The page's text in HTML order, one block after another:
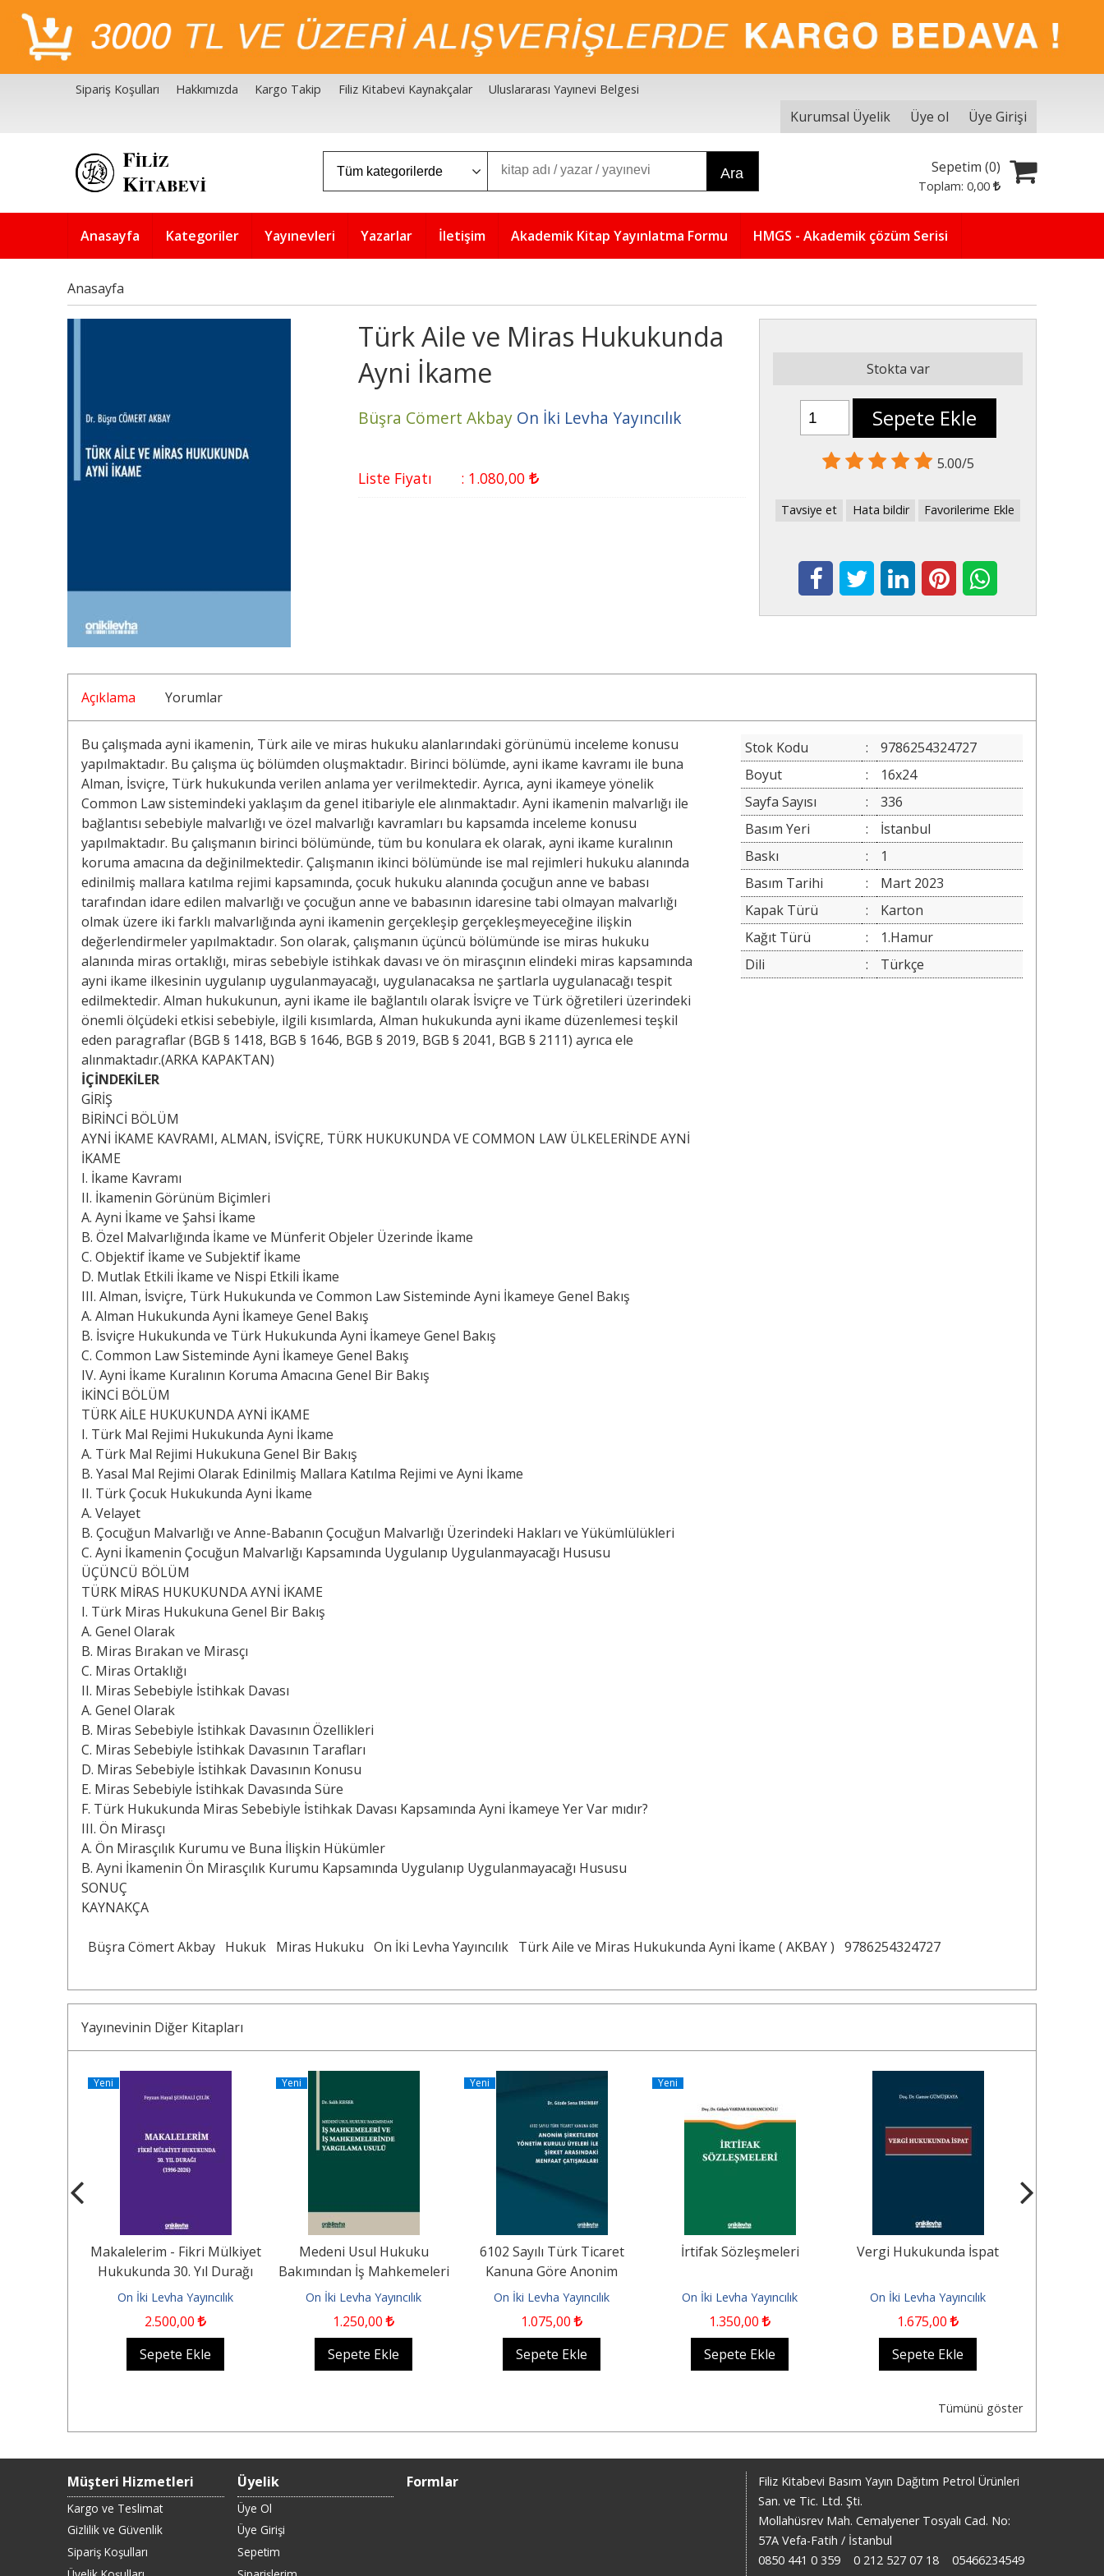
Sipariş Koşulları Hakkımızda Kargo Takip Filiz Kitabevi Kaynakçalar Uluslararası Yayınevi Belgesi
Kurumsal Üyelik Üye ol Üye Girişi
Ara Sepetim (0)
Toplam:0,00
Anasayfa Kategoriler Yayınevleri Yazarlar İletişim Akademik Kitap Yayınlatma Formu HMGS - Akademik çözüm Serisi
Anasayfa
Türk Aile ve Miras Hukukunda
Ayni İkame
Büşra Cömert Akbay On İki Levha Yayıncılık
Liste Fiyatı : 1.080,00
Stokta var
Sepete Ekle
5.00/5
Tavsiye et Hata bildir Favorilerime Ekle
Açıklama Yorumlar
Bu çalışmada ayni ikamenin, Türk aile ve miras hukuku alanlarındaki görünümü inceleme konusu
yapılmaktadır. Bu çalışma üç bölümden oluşmaktadır. Birinci bölümde, ayni ikame kavramı ile buna
Alman, İsviçre, Türk hukukunda verilen anlama yer verilmektedir. Ayrıca, ayni ikameye yönelik
Common Law sistemindeki yaklaşım da genel itibariyle ele alınmaktadır. Ayni ikamenin malvarlığı ile
bağlantısı sebebiyle malvarlığı ve özel malvarlığı kavramları bu kapsamda inceleme konusu
yapılmaktadır. Bu çalışmanın birinci bölümünde, tüm bu konulara ek olarak, ayni ikame kuralının
koruma amacına da değinilmektedir. Çalışmanın ikinci bölümünde ise mal rejimleri hukuku alanında
edinilmiş mallara katılma rejimi kapsamında, çocuk hukuku alanında çocuğun anne ve babası
tarafından idare edilen malvarlığı ve çocuğun anne ve babasının idaresine tabi olmayan malvarlığı
olmak üzere iki farklı malvarlığında ayni ikamenin gerçekleşip gerçekleşmeyeceğine ilişkin
değerlendirmeler yapılmaktadır. Son olarak, çalışmanın üçüncü bölümünde ise miras hukuku
alanında miras ortaklığı, miras sebebiyle istihkak davası ve ön mirasçının elindeki miras kapsamında
ayni ikame ilkesinin uygulanıp uygulanmayacağı, uygulanacaksa ne şartlarla uygulanacağı tespit
edilmektedir. Alman hukukunun, ayni ikame ile bağlantılı olarak İsviçre ve Türk öğretileri üzerindeki
önemli ölçüdeki etkisi sebebiyle, ilgili kısımlarda, Alman hukukunda ayni ikame düzenlemesi teşkil
eden paragraflar (BGB § 1418, BGB § 1646, BGB § 2019, BGB § 2041, BGB § 2111) ayrıca ele
alınmaktadır.(ARKA KAPAKTAN)
İÇİNDEKİLER
GİRİŞ
BİRİNCİ BÖLÜM
AYNİ İKAME KAVRAMI, ALMAN, İSVİÇRE, TÜRK HUKUKUNDA VE COMMON LAW ÜLKELERİNDE AYNİ
İKAME
I. İkame Kavramı
II. İkamenin Görünüm Biçimleri
A. Ayni İkame ve Şahsi İkame
B. Özel Malvarlığında İkame ve Münferit Objeler Üzerinde İkame
C. Objektif İkame ve Subjektif İkame
D. Mutlak Etkili İkame ve Nispi Etkili İkame
III. Alman, İsviçre, Türk Hukukunda ve Common Law Sisteminde Ayni İkameye Genel Bakış
A. Alman Hukukunda Ayni İkameye Genel Bakış
B. İsviçre Hukukunda ve Türk Hukukunda Ayni İkameye Genel Bakış
C. Common Law Sisteminde Ayni İkameye Genel Bakış
IV. Ayni İkame Kuralının Koruma Amacına Genel Bir Bakış
İKİNCİ BÖLÜM
TÜRK AİLE HUKUKUNDA AYNİ İKAME
I. Türk Mal Rejimi Hukukunda Ayni İkame
A. Türk Mal Rejimi Hukukuna Genel Bir Bakış
B. Yasal Mal Rejimi Olarak Edinilmiş Mallara Katılma Rejimi ve Ayni İkame
II. Türk Çocuk Hukukunda Ayni İkame
A. Velayet
B. Çocuğun Malvarlığı ve Anne-Babanın Çocuğun Malvarlığı Üzerindeki Hakları ve Yükümlülükleri
C. Ayni İkamenin Çocuğun Malvarlığı Kapsamında Uygulanıp Uygulanmayacağı Hususu
ÜÇÜNCÜ BÖLÜM
TÜRK MİRAS HUKUKUNDA AYNİ İKAME
I. Türk Miras Hukukuna Genel Bir Bakış
A. Genel Olarak
B. Miras Bırakan ve Mirasçı
C. Miras Ortaklığı
II. Miras Sebebiyle İstihkak Davası
A. Genel Olarak
B. Miras Sebebiyle İstihkak Davasının Özellikleri
C. Miras Sebebiyle İstihkak Davasının Tarafları
D. Miras Sebebiyle İstihkak Davasının Konusu
E. Miras Sebebiyle İstihkak Davasında Süre
F. Türk Hukukunda Miras Sebebiyle İstihkak Davası Kapsamında Ayni İkameye Yer Var mıdır?
III. Ön Mirasçı
A. Ön Mirasçılık Kurumu ve Buna İlişkin Hükümler
B. Ayni İkamenin Ön Mirasçılık Kurumu Kapsamında Uygulanıp Uygulanmayacağı Hususu
SONUÇ
KAYNAKÇA
Stok Kodu :
9786254324727
Boyut
:
16x24
Sayfa Sayısı
:
336
Basım Yeri
:
İstanbul
Baskı
:
1
Basım Tarihi
:
Mart 2023
Kapak Türü
:
Karton
Kağıt Türü
:
1.Hamur
Dili
: Türkçe
Büşra Cömert Akbay Hukuk Miras Hukuku On İki Levha Yayıncılık Türk Aile ve Miras Hukukunda Ayni İkame ( AKBAY ) 9786254324727
Yayınevinin Diğer Kitapları
Yeni
Makalelerim - Fikri Mülkiyet
Hukukunda 30. Yıl Durağı
(1996-2026)
On İki Levha Yayıncılık
2.500,00
Sepete Ekle
Yeni
Medeni Usul Hukuku
Bakımından İş Mahkemeleri
ve İş Mahkemelerinde...
On İki Levha Yayıncılık
1.250,00
Sepete Ekle
Yeni
6102 Sayılı Türk Ticaret
Kanuna Göre Anonim
Şirketlerde Yönetim Kurulu...
On İki Levha Yayıncılık
1.075,00
Sepete Ekle
Yeni
İrtifak Sözleşmeleri
On İki Levha Yayıncılık
1.350,00
Sepete Ekle
Vergi Hukukunda İspat
On İki Levha Yayıncılık
1.675,00
Sepete Ekle
Tümünü göster
Müşteri Hizmetleri
Kargo ve Teslimat
Gizlilik ve Güvenlik
Sipariş Koşulları
Üyelik
Üye Ol
Üye Girişi
Sepetim
Formlar
Filiz Kitabevi Basım Yayın Dağıtım Petrol Ürünleri
San. ve Tic. Ltd. Şti.
Mollahüsrev Mah. Cemalyener Tosyalı Cad. No:
57A Vefa-Fatih / İstanbul
0850 441 0 359
0 212 527 07 18 05466234549